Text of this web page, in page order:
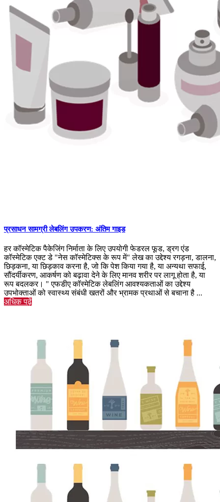
प्रसाधन सामग्री लेबलिंग उपकरण: अंतिम गाइड
हर कॉस्मेटिक पैकेजिंग निर्माता के लिए उपयोगी फेडरल फूड, ड्रग एंड
कॉस्मेटिक एक्ट डे "नेस कॉस्मेटिक्स के रूप में" लेख का उद्देश्य रगड़ना, डालना,
छिड़कना, या छिड़काव करना है, जो कि पेश किया गया है, या अन्यथा सफाई,
सौंदर्यीकरण, आकर्षण को बढ़ावा देने के लिए मानव शरीर पर लागू होता है, या
रूप बदलकर। " एफडीए कॉस्मेटिक लेबलिंग आवश्यकताओं का उद्देश्य
उपभोक्ताओं को स्वास्थ्य संबंधी खतरों और भ्रामक प्रथाओं से बचाना है ...
अधिक पढ़ें